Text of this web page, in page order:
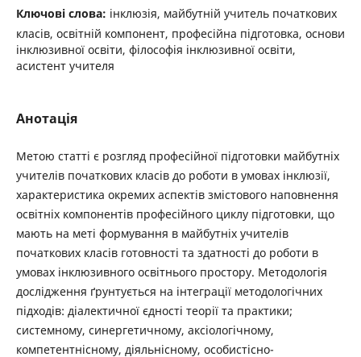
Ключові слова: інклюзія, майбутній учитель початкових
класів, освітній компонент, професійна підготовка, основи
інклюзивної освіти, філософія інклюзивної освіти,
асистент учителя
Анотація
Метою статті є розгляд професійної підготовки майбутніх
учителів початкових класів до роботи в умовах інклюзії,
характеристика окремих аспектів змістового наповнення
освітніх компонентів професійного циклу підготовки, що
мають на меті формування в майбутніх учителів
початкових класів готовності та здатності до роботи в
умовах інклюзивного освітнього простору. Методологія
дослідження ґрунтується на інтеграції методологічних
підходів: діалектичної єдності теорії та практики;
системному, синергетичному, аксіологічному,
компетентнісному, діяльнісному, особистісно-